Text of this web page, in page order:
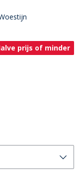
prijs of minder